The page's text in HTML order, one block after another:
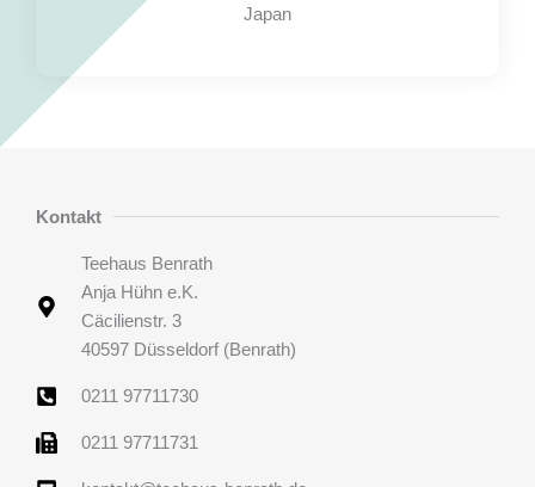
Kontakt
Teehaus Benrath
Anja Hühn e.K.
Cäcilienstr. 3
40597 Düsseldorf (Benrath)
0211 97711730
0211 97711731